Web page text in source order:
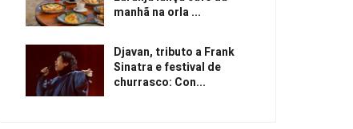
manhã na orla ...
Djavan, tributo a Frank
Sinatra e festival de
churrasco: Con...